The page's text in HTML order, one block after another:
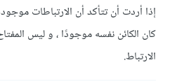
إذا أردت أن تتأكد أن الارتباطات
كان الكائن نفسه موجودًا ، و ليس
الارتباط.